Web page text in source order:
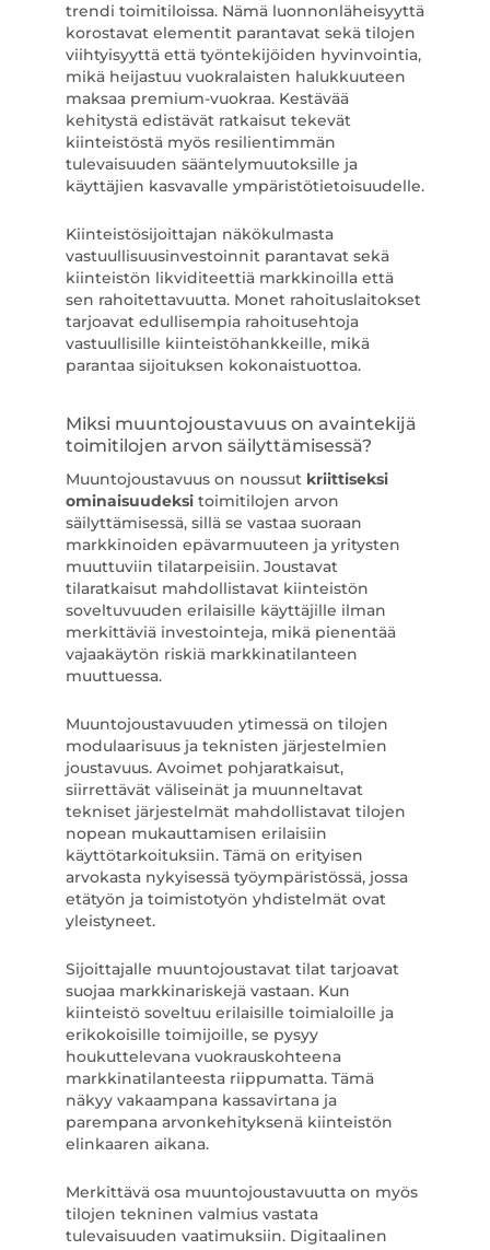
trendi toimitiloissa. Nämä luonnonläheisyyttä
korostavat elementit parantavat sekä tilojen
viihtyisyyttä että työntekijöiden hyvinvointia,
mikä heijastuu vuokralaisten halukkuuteen
maksaa premium-vuokraa. Kestävää
kehitystä edistävät ratkaisut tekevät
kiinteistöstä myös resilientimmän
tulevaisuuden sääntelymuutoksille ja
käyttäjien kasvavalle ympäristötietoisuudelle.
Kiinteistösijoittajan näkökulmasta
vastuullisuusinvestoinnit parantavat sekä
kiinteistön likviditeettiä markkinoilla että
sen rahoitettavuutta. Monet rahoituslaitokset
tarjoavat edullisempia rahoitusehtoja
vastuullisille kiinteistöhankkeille, mikä
parantaa sijoituksen kokonaistuottoa.
Miksi muuntojoustavuus on avaintekijä
toimitilojen arvon säilyttämisessä?
Muuntojoustavuus on noussut kriittiseksi
ominaisuudeksitoimitilojen arvon
säilyttämisessä, sillä se vastaa suoraan
markkinoiden epävarmuuteen ja yritysten
muuttuviin tilatarpeisiin. Joustavat
tilaratkaisut mahdollistavat kiinteistön
soveltuvuuden erilaisille käyttäjille ilman
merkittäviä investointeja, mikä pienentää
vajaakäytön riskiä markkinatilanteen
muuttuessa.
Muuntojoustavuuden ytimessä on tilojen
modulaarisuus ja teknisten järjestelmien
joustavuus. Avoimet pohjaratkaisut,
siirrettävät väliseinät ja muunneltavat
tekniset järjestelmät mahdollistavat tilojen
nopean mukauttamisen erilaisiin
käyttötarkoituksiin. Tämä on erityisen
arvokasta nykyisessä työympäristössä, jossa
etätyön ja toimistotyön yhdistelmät ovat
yleistyneet.
Sijoittajalle muuntojoustavat tilat tarjoavat
suojaa markkinariskejä vastaan. Kun
kiinteistö soveltuu erilaisille toimialoille ja
erikokoisille toimijoille, se pysyy
houkuttelevana vuokrauskohteena
markkinatilanteesta riippumatta. Tämä
näkyy vakaampana kassavirtana ja
parempana arvonkehityksenä kiinteistön
elinkaaren aikana.
Merkittävä osa muuntojoustavuutta on myös
tilojen tekninen valmius vastata
tulevaisuuden vaatimuksiin. Digitaalinen